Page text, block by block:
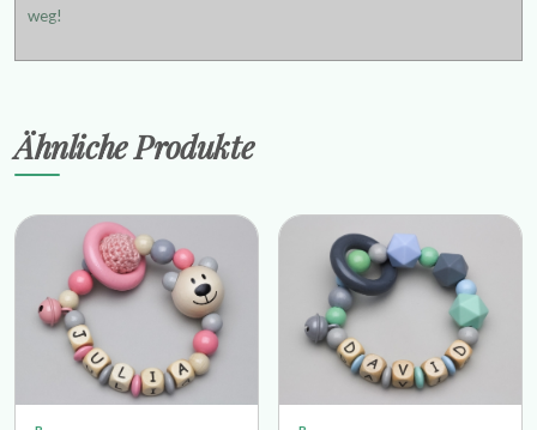
weg!
Ähnliche Produkte